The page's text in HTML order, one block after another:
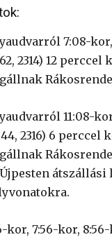
7:08-
2314) 12
11:08-
2316) 6
kor, 7:56-kor,